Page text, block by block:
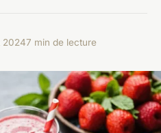
20247 min de lecture